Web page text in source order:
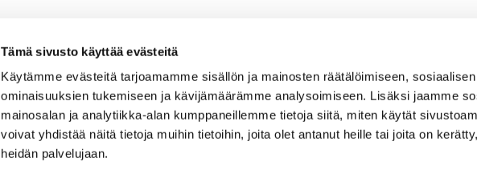
Tämä sivusto käyttää evästeitä
Käytämme evästeitä tarjoamamme sisällön ja mainosten räätälöimiseen,
ominaisuuksien tukemiseen ja kävijämäärämme analysoimiseen. Lisäksi jaamme
mainosalan ja analytiikka-alan kumppaneillemme tietoja siitä, miten käytät
voivat yhdistää näitä tietoja muihin tietoihin, joita olet antanut heille tai joita on
heidän palvelujaan.